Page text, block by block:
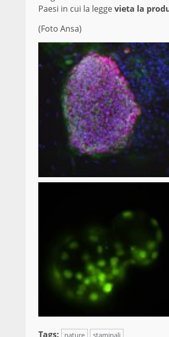
Paesi in cui la leggevieta la
(Foto Ansa)
Tags: nature staminali